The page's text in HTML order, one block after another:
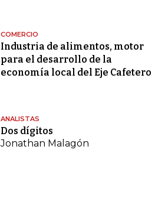
COMERCIO
Industria de alimentos, motor
para el desarrollo de la
economía local del Eje Cafetero
ANALISTAS
Dos dígitos
Jonathan Malagón